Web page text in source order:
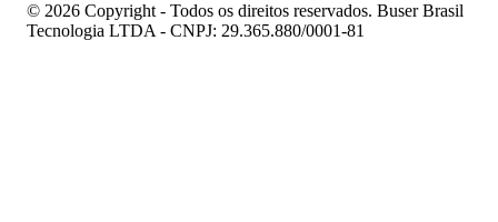
© 2026 Copyright - Todos os direitos reservados. Buser Brasil
Tecnologia LTDA - CNPJ: 29.365.880/0001-81